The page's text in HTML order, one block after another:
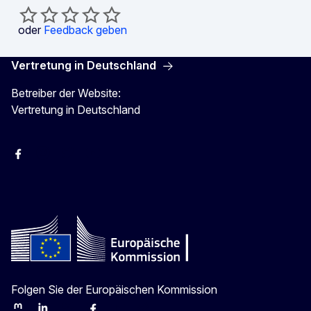
oder Feedback geben
Vertretung in Deutschland
Betreiber der Website:
Vertretung in Deutschland
facebook
Folgen Sie der Europäischen Kommission